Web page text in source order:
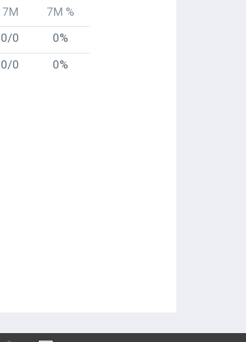
7M
7M %
0/0
0%
0/0 0%